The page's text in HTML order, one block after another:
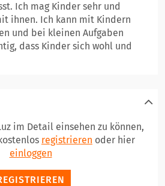
Ich mag Kinder sehr und
ihnen. Ich kann mit Kindern
und bei kleinen Aufgaben
dass Kinder sich wohl und
im Detail einsehen zu können,
registrieren oder hier
einloggen